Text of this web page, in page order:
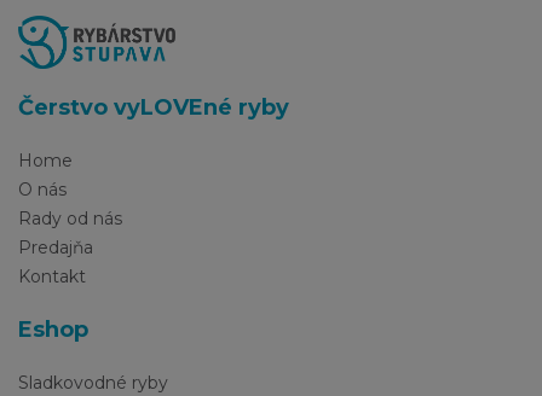
Čerstvo vyLOVEné ryby
Home
O nás
Rady od nás
Predajňa
Kontakt
Eshop
Sladkovodné ryby